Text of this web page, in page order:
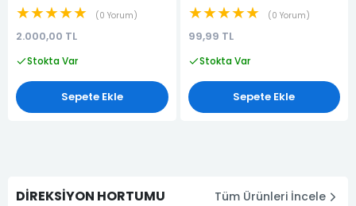
★★★★★ 0 Yorum
2.000,00 TL
Stokta Var
Sepete Ekle
★★★★★ 0 Yorum
99,99 TL
Stokta Var
Sepete Ekle
DİREKSİYON HORTUMU Tüm Ürünleri İncele